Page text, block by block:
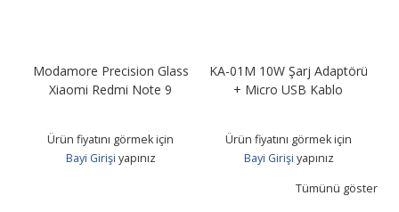
Modamore Precision Glass
Xiaomi Redmi Note 9
Ürün fiyatını görmek için
Bayi Girişi yapınız
KA-01M 10W Şarj Adaptörü
+ Micro USB Kablo
Ürün fiyatını görmek için
Bayi Girişi yapınız
Tümünü göster